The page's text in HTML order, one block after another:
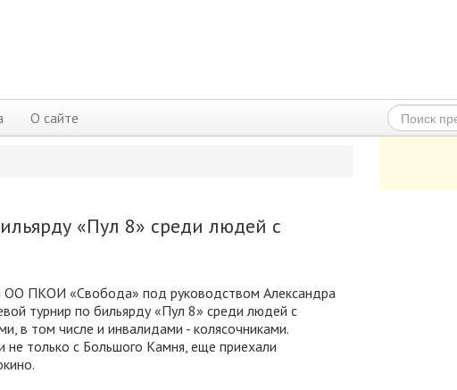
О сайте
«Пул 8» среди людей с
ПКОИ «Свобода» под руководством Александра
турнир по бильярду «Пул 8» среди людей с
в том числе и инвалидами - колясочниками.
не только с Большого Камня, еще приехали